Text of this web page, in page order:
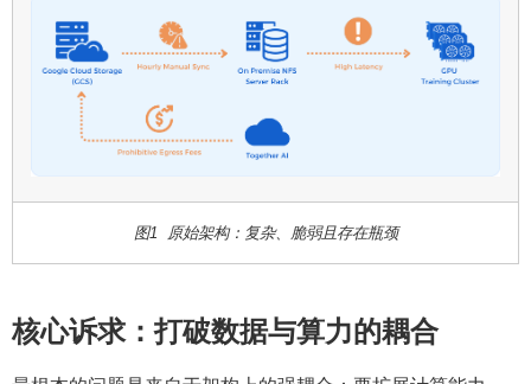
图1 原始架构：复杂、脆弱且存在瓶颈
核心诉求：打破数据与算力的耦合